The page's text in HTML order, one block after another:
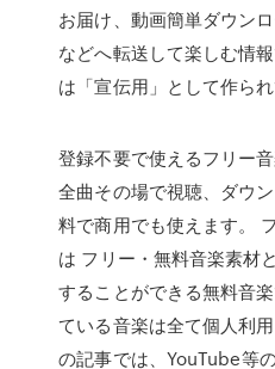
お届け、動画簡単ダウン
などへ転送して楽しむ情
は「宣伝用」として作ら
登録不要で使えるフリー
全曲その場で視聴、ダウ
料で商用でも使えます。
は フリー・無料音楽素材
することができる無料音
ている音楽は全て個人利
の記事では、YouTube等